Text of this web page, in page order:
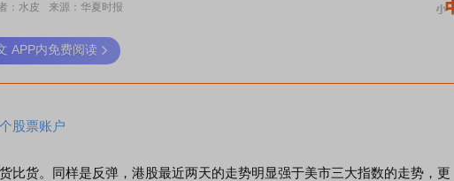
：水皮 来源：华夏时报
APP内免费阅读
股票账户
货。同样是反弹，港股最近两天的走势明显强于美市三大指数的走势，更
稀土板块领涨